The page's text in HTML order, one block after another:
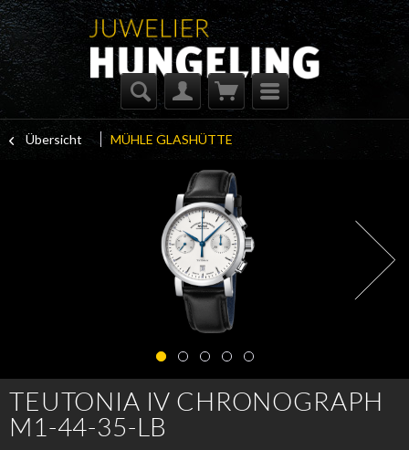
Übersicht MÜHLE GLASHÜTTE
TEUTONIA IV CHRONOGRAPH
M1-44-35-LB